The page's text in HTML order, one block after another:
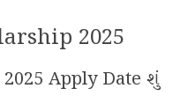
2025
Apply Date શું